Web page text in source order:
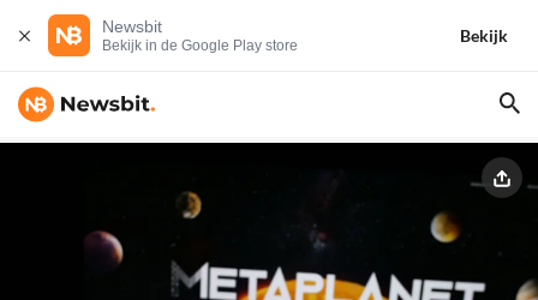
Newsbit
Bekijk in de Google Play store
Bekijk